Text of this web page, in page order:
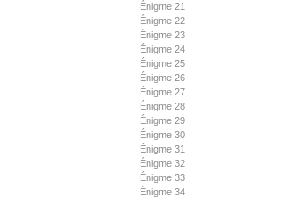
Énigme 21
Énigme 22
Énigme 23
Énigme 24
Énigme 25
Énigme 26
Énigme 27
Énigme 28
Énigme 29
Énigme 30
Énigme 31
Énigme 32
Énigme 33
Énigme 34